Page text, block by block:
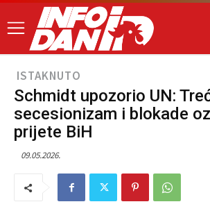
ISTAKNUTO
Schmidt upozorio UN:
secesionizam i blokade
prijete BiH
09.05.2026.